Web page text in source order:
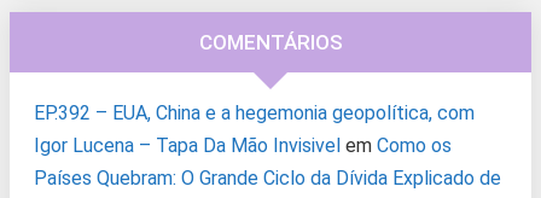
COMENTÁRIOS
EP.392 – EUA, China e a hegemonia geopolítica, com
Igor Lucena – Tapa Da Mão Invisivel em Como os
Países Quebram: O Grande Ciclo da Dívida Explicado de